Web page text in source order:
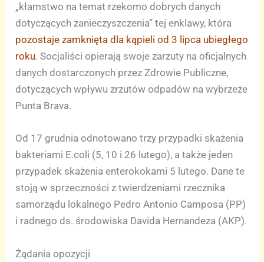
„kłamstwo na temat rzekomo dobrych danych
dotyczących zanieczyszczenia” tej enklawy, która
pozostaje zamknięta dla kąpieli od 3 lipca ubiegłego
roku. Socjaliści opierają swoje zarzuty na oficjalnych
danych dostarczonych przez Zdrowie Publiczne,
dotyczących wpływu zrzutów odpadów na wybrzeże
Punta Brava.
Od 17 grudnia odnotowano trzy przypadki skażenia
bakteriami E.coli (5, 10 i 26 lutego), a także jeden
przypadek skażenia enterokokami 5 lutego. Dane te
stoją w sprzeczności z twierdzeniami rzecznika
samorządu lokalnego Pedro Antonio Camposa (PP)
i radnego ds. środowiska Davida Hernandeza (AKP).
Żądania opozycji